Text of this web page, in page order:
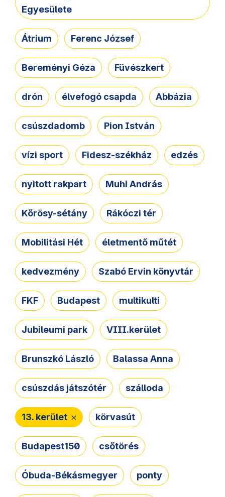
Egyesülete
Átrium Ferenc József
Bereményi Géza Füvészkert
drón élvefogó csapda Abbázia
csúszdadomb Pion István
vízi sport Fidesz-székház edzés
nyitott rakpart Muhi András
Kőrösy-sétány Rákóczi tér
Mobilitási Hét életmentő műtét
kedvezmény Szabó Ervin könyvtár
FKF Budapest multikulti
Jubileumi park VIII.kerület
Brunszkó László Balassa Anna
csúszdás játszótér szálloda
13. kerület körvasút
Budapest150 csőtörés
Óbuda-Békásmegyer ponty